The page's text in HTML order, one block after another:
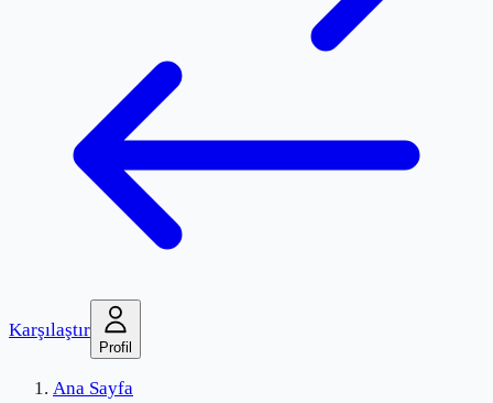
Karşılaştır
Profil
Ana Sayfa